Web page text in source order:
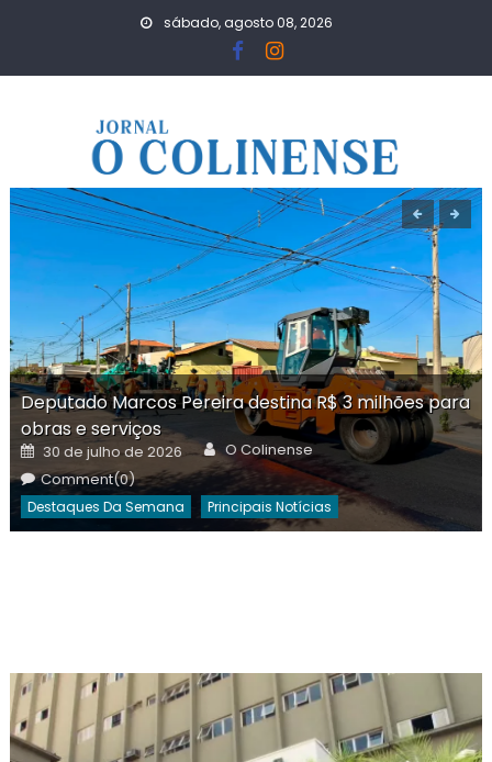
sábado, agosto 08, 2026
Deputado Marcos Pereira destina R$ 3 milhões para
obras e serviços
Posted
on
30 de julho de 2026 Author
O Colinense
Comment(0)
Destaques Da Semana Principais Notícias